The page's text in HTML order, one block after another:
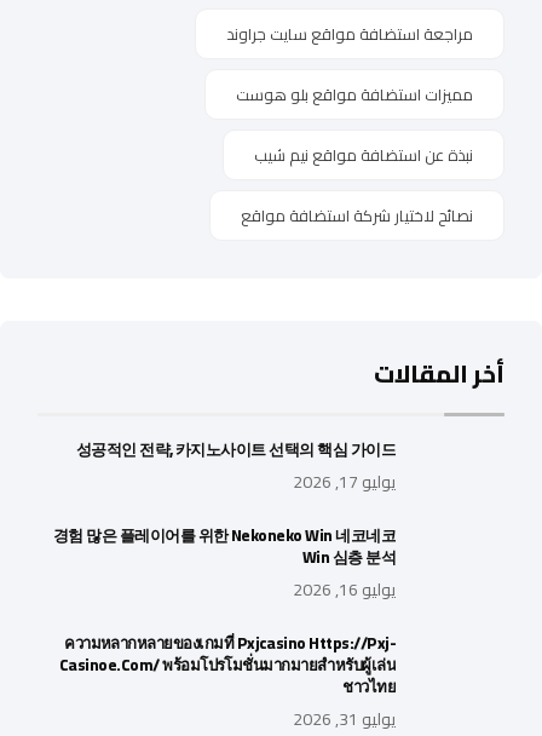
مراجعة استضافة مواقع سايت جراوند
مميزات استضافة مواقع بلو هوست
نبذة عن استضافة مواقع نيم شيب
نصائح لاختيار شركة استضافة مواقع
أخر المقالات
성공적인 전략, 카지노사이트 선택의 핵심 가이드
يوليو 17, 2026
경험 많은 플레이어를 위한 Nekoneko Win 네코네코
Win 심층 분석
يوليو 16, 2026
ความหลากหลายของเกมที่ Pxjcasino Https://pxj-
Casinoe.com/ พร้อมโปรโมชั่นมากมายสำหรับผู้เล่น
ชาวไทย
يوليو 31, 2026